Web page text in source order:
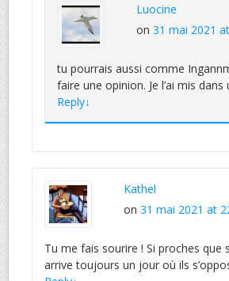
Luocine
on 31 mai 2021
tu pourrais aussi comme
faire une opinion. Je l’ai mis
Reply↓
Kathel
on 31 mai 2021 at
Tu me fais sourire ! Si proches
arrive toujours un jour où ils